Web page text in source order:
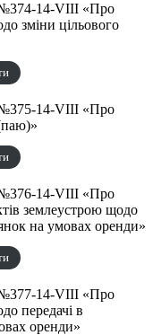
№374-14-VIII «Про
зміни цільового
№375-14-VIII «Про
№376-14-VIII «Про
землеустрою щодо
на умовах оренди»
№377-14-VIII «Про
передачі в
оренди»